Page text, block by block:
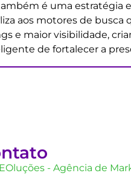
é uma
aos motores de
e maior visibilidade,
de fortalecer a
- Agência de